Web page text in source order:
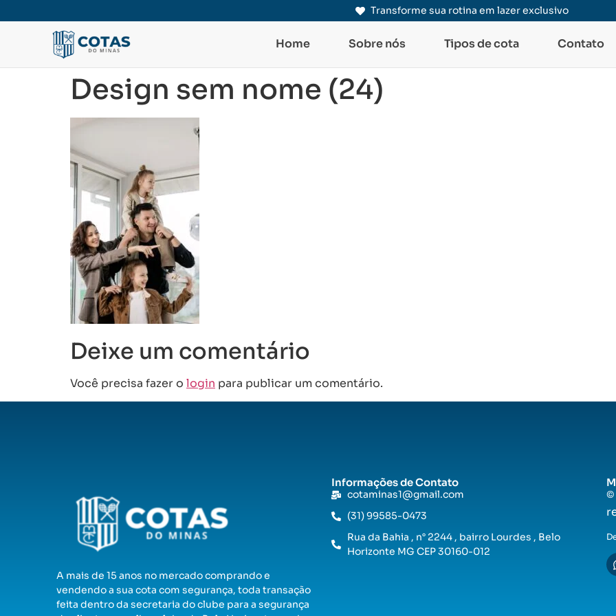
Transforme sua rotina em lazer exclusivo
Home Sobre nós Tipos de cota Contato
Design sem nome (24)
Deixe um comentário
Você precisa fazer o login para publicar um comentário.
A mais de 15 anos no mercado comprando e
vendendo a sua cota com segurança, toda transação
feita dentro da secretaria do clube para a segurança
Informações de Contato
cotaminas1@gmail.com
(31) 99585-0473
Rua da Bahia , n° 2244 , bairro Lourdes , Belo
Horizonte MG CEP 30160-012
©